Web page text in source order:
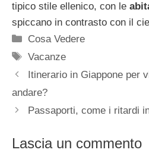
tipico stile ellenico, con le
spiccano in contrasto con il
Categorie
Cosa Vedere
Tag
Vacanze
Itinerario in Giappone per
andare?
Passaporti, come i ritardi
Lascia un commento